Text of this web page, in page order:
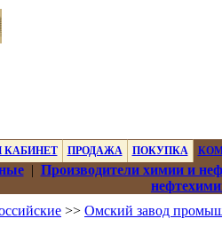
КАБИНЕТ ПРОДАЖА ПОКУПКА
| Производители химии и
>> Омский завод